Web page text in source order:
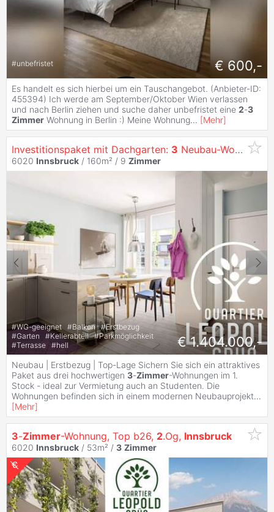
#unbefristet € 600,-
Es handelt es sich hierbei um ein Tauschangebot. (Anbieter-ID:
455394) Ich werde am September/Oktober Wien verlassen
und nach Berlin ziehen und suche daher unbefristet eine 2-3
Zimmer Wohnung in Berlin :) Meine Wohnung... [Mehr]
Investitionspaket mit Dachgarten: 3 Neubau-Wohnungen,
6020 Innsbruck / 160m² / 9 Zimmer
#WG-geeignet #Balkon #Erstbezug
#Garten #Kellerabteil #Parkmöglichkeit
#Terrasse #hell € 1.404.000,-
Neubau | Erstbezug | Top-Lage Sichern Sie sich ein attraktives
Paket aus drei hochwertigen 3-Zimmer-Wohnungen im 1.
Stock - ideal zur Vermietung auch an Studenten. Die
Wohnungen befinden sich in einem modernen Neubauprojekt...
[Mehr]
3-Zimmer-Wohnung, Top b26, 2.Og, Innsbruck
6020 Innsbruck / 53m² / 3 Zimmer